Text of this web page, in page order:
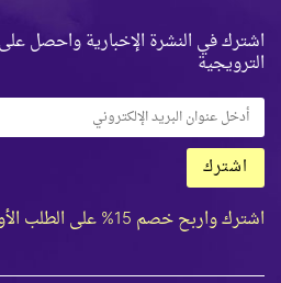
اشترك في النشرة الإخبارية واحصل
الترويجية
اشترك
اشترك واربح خصم 15% على الطلب الأول